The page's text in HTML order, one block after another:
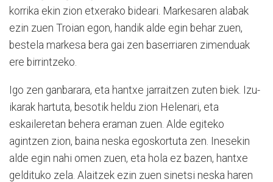
korrika ekin zion etxerako bideari. Markesaren alabak
ezin zuen Troian egon, handik alde egin behar zuen,
bestela markesa bera gai zen baserriaren zimenduak
ere birrintzeko.
Igo zen ganbarara, eta hantxe jarraitzen zuten biek. Izu-
ikarak hartuta, besotik heldu zion Helenari, eta
eskaileretan behera eraman zuen. Alde egiteko
agintzen zion, baina neska egoskortuta zen. Inesekin
alde egin nahi omen zuen, eta hola ez bazen, hantxe
geldituko zela. Alaitzek ezin zuen sinetsi neska haren